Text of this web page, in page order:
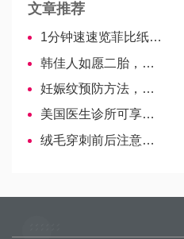
文章推荐
1分钟速速览菲比纸尿裤质量测评，新手宝妈戳这抢先看！
韩佳人如愿二胎，流产备孕何等艰辛
妊娠纹预防方法，这几类容女性尤其要注意！
美国医生诊所可享受提前预约服务吗？
绒毛穿刺前后注意事项科普，饮食、生活方面皆有讲究